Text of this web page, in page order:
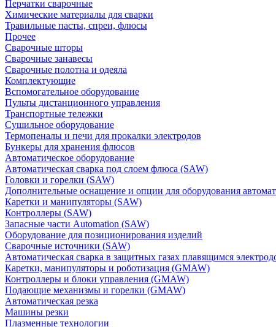
Перчатки сварочные
Химические материалы для сварки
Травильные пасты, спреи, флюсы
Прочее
Сварочные шторы
Сварочные занавесы
Сварочные полотна и одеяла
Комплектующие
Вспомогательное оборудование
Пульты дистанционного управления
Транспортные тележки
Сушильное оборудование
Термопеналы и печи для прокалки электродов
Бункеры для хранения флюсов
Автоматическое оборудование
Автоматическая сварка под слоем флюса (SAW)
Головки и горелки (SAW)
Дополнительные оснащение и опции для оборудования
Каретки и манипуляторы (SAW)
Контроллеры (SAW)
Запасные части Automation (SAW)
Оборудование для позиционирования изделий
Сварочные источники (SAW)
Автоматическая сварка в защитных газах плавящимся
Каретки, манипуляторы и роботизация (GMAW)
Контроллеры и блоки управления (GMAW)
Подающие механизмы и горелки (GMAW)
Автоматическая резка
Машины резки
Плазменные технологии